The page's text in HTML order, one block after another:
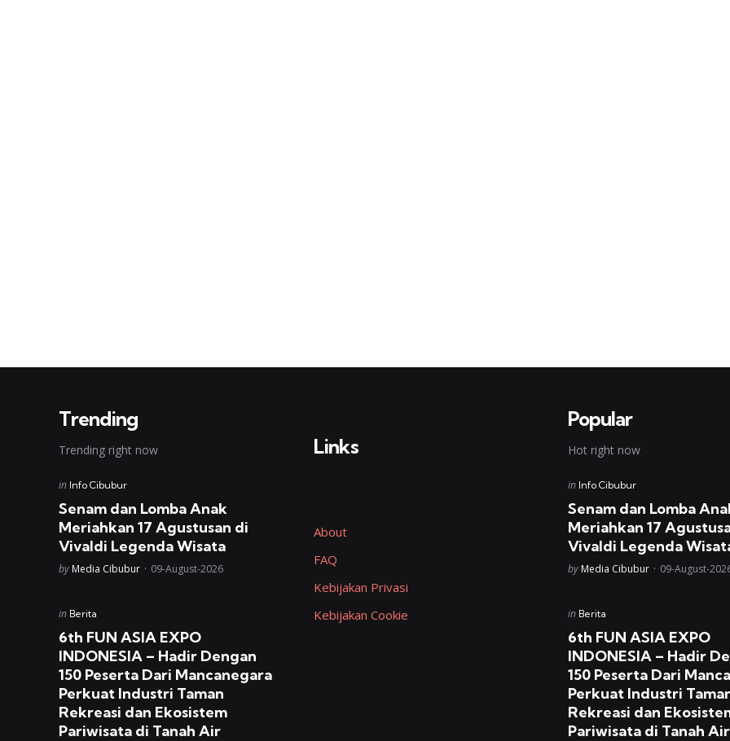
Trending
Trending right now
Posted
in Info Cibubur
Senam dan Lomba Anak
Meriahkan 17 Agustusan di
Vivaldi Legenda Wisata
Posted
by Media Cibubur 09-August-2026
Posted
in Berita
6th FUN ASIA EXPO
INDONESIA – Hadir Dengan
150 Peserta Dari Mancanegara
Perkuat Industri Taman
Rekreasi dan Ekosistem
Pariwisata di Tanah Air
Links
About
FAQ
Kebijakan Privasi
Kebijakan Cookie
Popular
Hot right now
Posted
in Info Cibubur
Senam dan Lomba
Meriahkan 17
Vivaldi Legenda
Posted
by Media Cibubur 09-August-
Posted
in Berita
6th FUN ASIA EXPO
INDONESIA – Hadir
150 Peserta Dari
Perkuat Industri
Rekreasi dan
Pariwisata di Tanah Air